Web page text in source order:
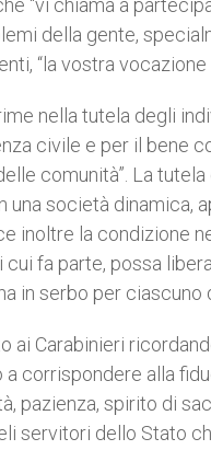
“vi chiama a
della gente,
“la vostra vocazione
nella tutela degli
civile e per il bene
comunità”. La
una società dinamica,
inoltre la condizione
cui fa parte, possa
in serbo per ciascuno
ai Carabinieri
corrispondere alla
pazienza, spirito di
servitori dello Stato